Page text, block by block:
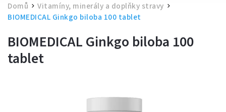
Domů / Vitamíny, minerály a doplňky stravy /
BIOMEDICAL Ginkgo biloba 100 tablet
BIOMEDICAL Ginkgo biloba 100
tablet